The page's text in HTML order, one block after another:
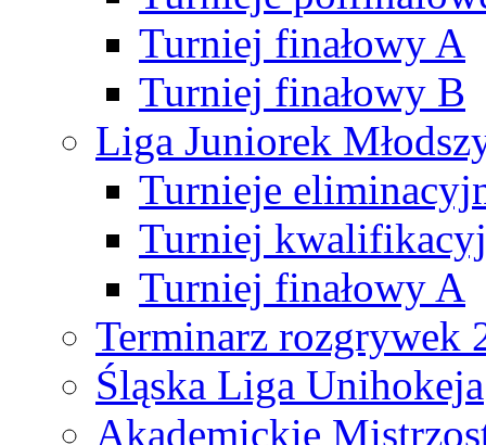
Turniej finałowy A
Turniej finałowy B
Liga Juniorek
Turnieje
Turniej
Turniej finałowy A
Terminarz rozgrywek
Śląska Liga Unihokeja
Akademickie